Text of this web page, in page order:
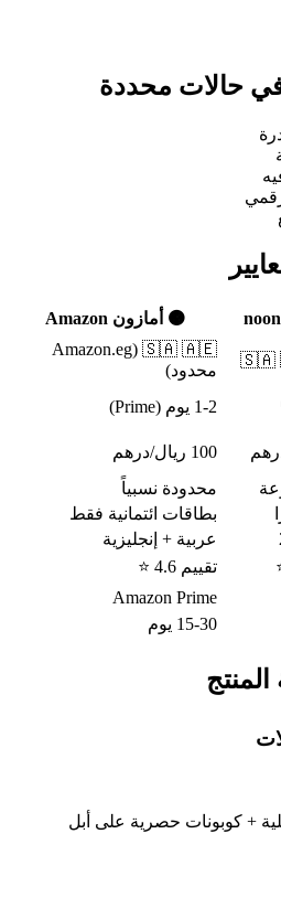
حالات محددة
🟠 أمازون Amazon
🇸🇦
🇸🇦 🇦🇪 (Amazon.eg
محدود)
1-2 يوم (Prime)
100 ريال/درهم
محدودة نسبياً
بطاقات ائتمانية فقط
عربية + إنجليزية
تقييم 4.6 ⭐
Amazon Prime
15-30 يوم
+ كوبونات حصرية على أبل